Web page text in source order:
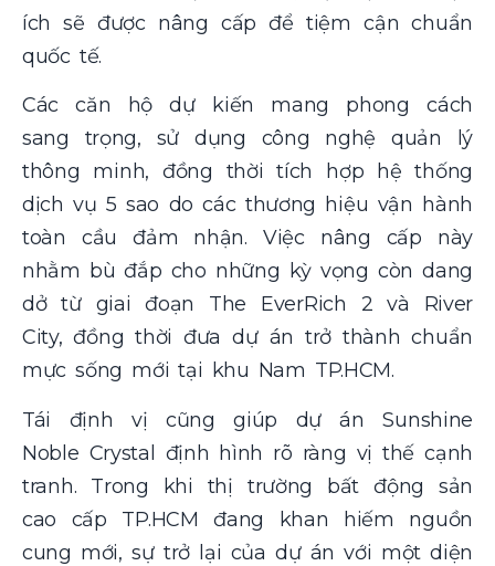
ích sẽ được nâng cấp để tiệm cận chuẩn
quốc tế.
Các căn hộ dự kiến mang phong cách
sang trọng, sử dụng công nghệ quản lý
thông minh, đồng thời tích hợp hệ thống
dịch vụ 5 sao do các thương hiệu vận hành
toàn cầu đảm nhận. Việc nâng cấp này
nhằm bù đắp cho những kỳ vọng còn dang
dở từ giai đoạn The EverRich 2 và River
City, đồng thời đưa dự án trở thành chuẩn
mực sống mới tại khu Nam TP.HCM.
Tái định vị cũng giúp dự án Sunshine
Noble Crystal định hình rõ ràng vị thế cạnh
tranh. Trong khi thị trường bất động sản
cao cấp TP.HCM đang khan hiếm nguồn
cung mới, sự trở lại của dự án với một diện